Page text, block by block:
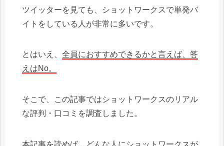
ツイッターを見ても、ショットワークスで単発バ
イトをしている人が非常に多いです。
とはいえ、全員におすすめできるかと言えば、答
えはNo。
そこで、この記事ではショットワークスのリアル
な評判・口コミを調査しました。
本記事を読めば、どんな人にショットワークスが